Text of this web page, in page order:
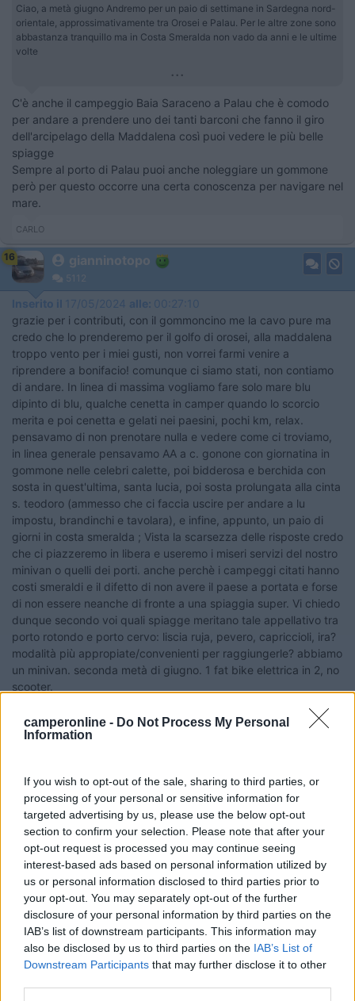
camperonline - Do Not Process My Personal
Information
If you wish to opt-out of the sale, sharing to third parties, or
processing of your personal or sensitive information for
targeted advertising by us, please use the below opt-out
section to confirm your selection. Please note that after your
opt-out request is processed you may continue seeing
interest-based ads based on personal information utilized by
us or personal information disclosed to third parties prior to
your opt-out. You may separately opt-out of the further
disclosure of your personal information by third parties on the
IAB’s list of downstream participants. This information may
also be disclosed by us to third parties on the IAB’s List of
Downstream Participants that may further disclose it to other
Ciao, a metà giugno Andremo per un paio di settimane in Sardegna nord-
orientale, approssimativamente tra Orosei e Palau. Per le altre zone sono
abbastanza tranquillo ma in Costa Smeralda non vado da anni e le ultime
volte
...
C'è anche il campeggio Baia Saraceno a Palau che è comodo
per andare a prendere uno dei tanti barconi che fanno il giro
dell'arcipelago della Maddalena così puoi vedere le più belle
spiagge
Sempre al porto di Palau puoi anche noleggiare un gommone
però per questo occorre una certa conoscenza per navigare nel
mare.
CARLO
16 gianninotopo
5112
Inserito il 17/05/2024 alle: 00:27:10
grazie per i contributi, con il gommoncino me la cavo pure ma
credo che lo prenderemo per il golfo di orosei, alla maddalena
troppo vento per i miei gusti, non vorrei farmi venire a
riprendere a bonifacio! comunque ci siamo stati, non contiamo
di andare. In linea di massima vogliamo fare solo mare blu
dipinto di blu, qualche cenetta in camper quando lo scorcio
merita e poi cenetta e gelati nei paesini, pochi km, relax.
pensavamo di non prenotare nulla e vedere come ci troviamo,
in linea generale pensavamo AA a c. gonone con giornatina in
gommone nelle celebri calette, poi bidderosa e berchida con
sosta in quest'ultima, santa lucia, poi sosta prolungata alla cinta
s. teodoro (ammesso che ci faccia uscire per andare a lu
impostu, brandinchi e tavolara), e infine, appunto, un paio di
giorni in costa smeralda ; Vista la scarsezza delle risposte credo
che ci piazzeremo in libera e useremo i miseri servizi del nostro
minivan o quelli dei porti. anche perchè i campeggi citati hanno
costi smeraldi e il difetto di non avere il paese a portata e forse
di non essere neanche di fronte a una spiaggia super. Vi chiedo
dunque secondo voi quali spiagge meritano tale appellativo tra
porto rotondo e porto cervo: liscia ruja, pevero, capriccioli, ira?
modalità più appropiate/convenienti per raggiungerle? abbiamo
un minivan. seconda metà di giugno. 1 fat bike elettrica in 2, no
scooter.
lasciato il mezzo e come è arrivato sull'isola?
grazzzie
1465
Inserito il 25/05/2024 alle: 22:25:00
In risposta al messaggio di gianninotopodel17/05/2024 alle00:27:10
grazie per i contributi, con il gommoncino me la cavo pure ma credo che
lo prenderemo per il golfo di orosei, alla maddalena troppo vento per i
miei gusti, non vorrei farmi venire a riprendere a bonifacio! comunque ci
siamo
...
Ciao,se vuoi andare a cala Brandinchi col veicolo,portati